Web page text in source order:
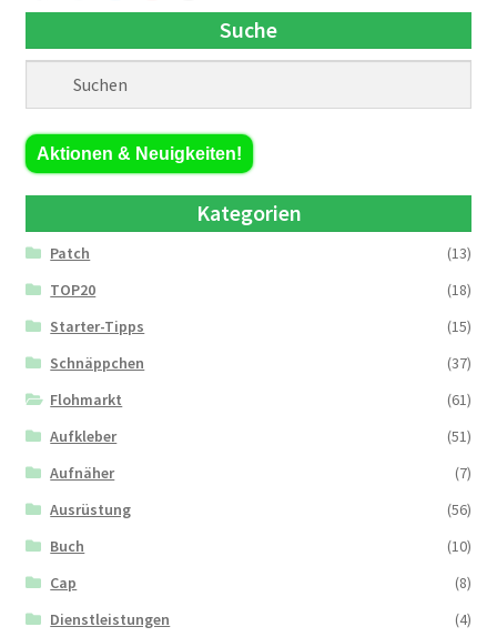
Suche
Aktionen & Neuigkeiten!
Kategorien
Patch
(13)
TOP20
(18)
Starter-Tipps
(15)
Schnäppchen
(37)
Flohmarkt
(61)
Aufkleber
(51)
Aufnäher
(7)
Ausrüstung
(56)
Buch
(10)
Cap
(8)
Dienstleistungen
(4)